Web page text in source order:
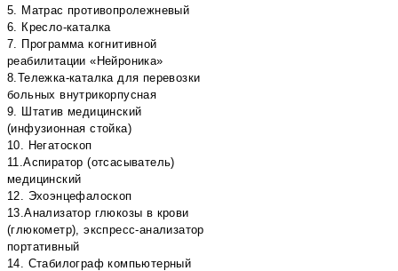
5. Матрас противопролежневый
6. Кресло-каталка
7. Программа когнитивной
реабилитации «Нейроника»
8.Тележка-каталка для перевозки
больных внутрикорпусная
9. Штатив медицинский
(инфузионная стойка)
10. Негатоскоп
11.Аспиратор (отсасыватель)
медицинский
12. Эхоэнцефалоскоп
13.Анализатор глюкозы в крови
(глюкометр), экспресс-анализатор
портативный
14. Стабилограф компьютерный